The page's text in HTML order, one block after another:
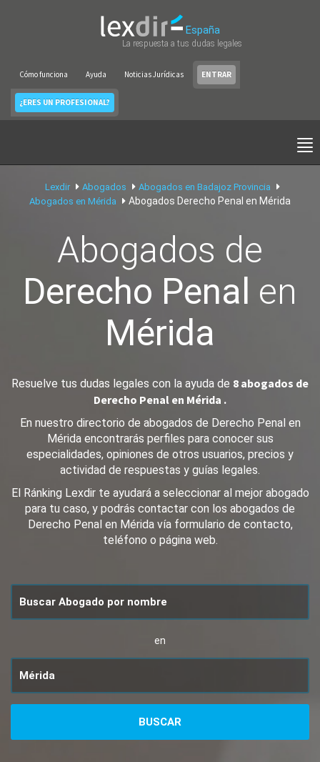
España
La respuesta a tus dudas legales
Cómo funciona Ayuda Noticias Jurídicas ENTRAR
¿ERES UN PROFESIONAL?
Lexdir Abogados
Abogados en Badajoz Provincia
Abogados en Mérida
Abogados Derecho Penal en Mérida
Abogados de
Derecho Penal en
Mérida
Resuelve tus dudas legales con la ayuda de 8 abogados de
Derecho Penal en Mérida .
En nuestro directorio de abogados de Derecho Penal en
Mérida encontrarás perfiles para conocer sus
especialidades, opiniones de otros usuarios, precios y
actividad de respuestas y guías legales.
El Ránking Lexdir te ayudará a seleccionar al mejor abogado
para tu caso, y podrás contactar con los abogados de
Derecho Penal en Mérida vía formulario de contacto,
teléfono o página web.
en